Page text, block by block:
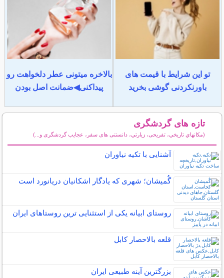
تو این شرایط با قیمت های
باورنکردنی گوشی بخرید
بالاخره میتونی عطر دلخواهت رو
پیداکنی◀ضمانت اصل بودن
تازه های گردشگری
(مكانهاي تاريخي، تفریحی، زيارتي، دانستنی های سفر، عجایب گردشگری و...)
آشنایی با تکیه نیاوران
گُمیشان؛ شهری که یادگار اشکانیان دریانورد است
روستای ابیانه یکی از استثنایی ‏ترین روستاهای ایران
قلعه بالاحصار کابل
بزرگترین آینه طبیعی ایران